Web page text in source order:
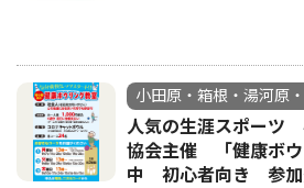
小田原・箱根・湯河原
人気の生涯スポーツ
協会主催 「健康ボウ
中 初心者向き 参加